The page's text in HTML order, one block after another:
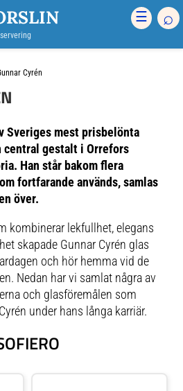
☰ ⌕
Cyrén
Sveriges mest prisbelönta
central gestalt i Orrefors
Han står bakom flera
fortfarande används, samlas
över.
kombinerar lekfullhet, elegans
skapade Gunnar Cyrén glas
och hör hemma vid de
Nedan har vi samlat några av
och glasföremålen som
under hans långa karriär.